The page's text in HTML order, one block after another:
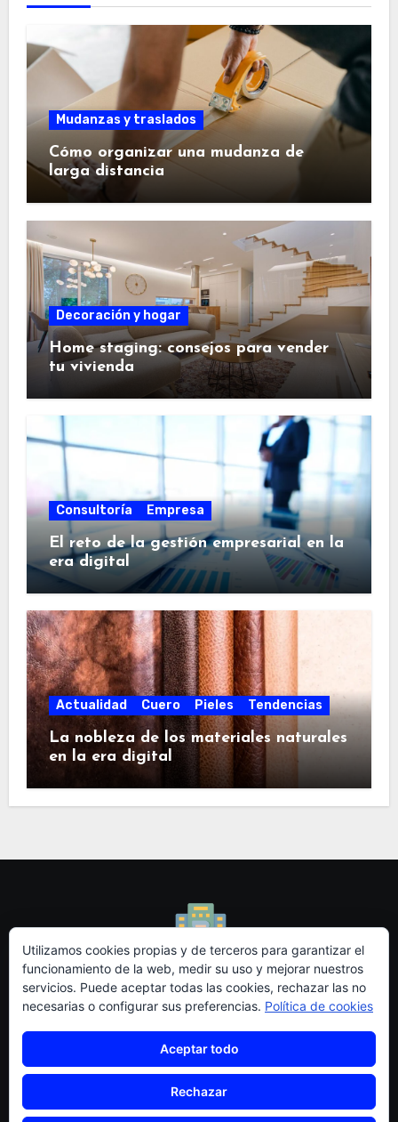
Mudanzas y traslados
Cómo organizar una mudanza de
larga distancia
Decoración y hogar
Home staging: consejos para vender
tu vivienda
Consultoría Empresa
El reto de la gestión empresarial en la
era digital
Actualidad Cuero Pieles Tendencias
La nobleza de los materiales naturales
en la era digital
Redidi - Blog de
Emprendedores I+D
Utilizamos cookies propias y de terceros para garantizar el
funcionamiento de la web, medir su uso y mejorar nuestros
servicios. Puede aceptar todas las cookies, rechazar las no
necesarias o configurar sus preferencias. Política de cookies
Aceptar todo
Rechazar